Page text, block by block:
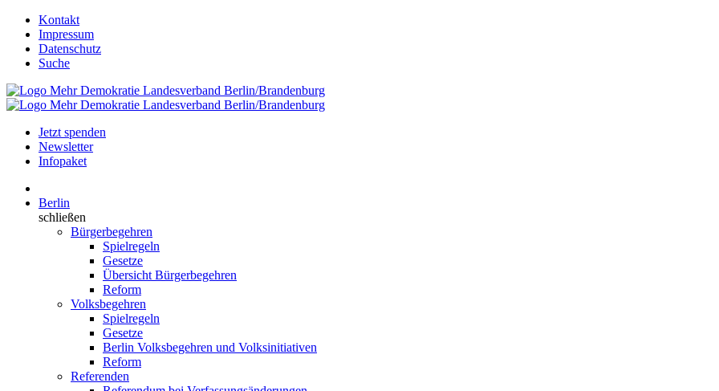
Kontakt
Impressum
Datenschutz
Suche
Jetzt spenden
Newsletter
Infopaket
Berlin
schließen
Bürgerbegehren
Spielregeln
Gesetze
Übersicht Bürgerbegehren
Reform
Volksbegehren
Spielregeln
Gesetze
Berlin Volksbegehren und Volksinitiativen
Reform
Referenden